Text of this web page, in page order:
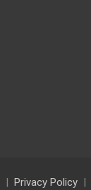
Privacy Policy